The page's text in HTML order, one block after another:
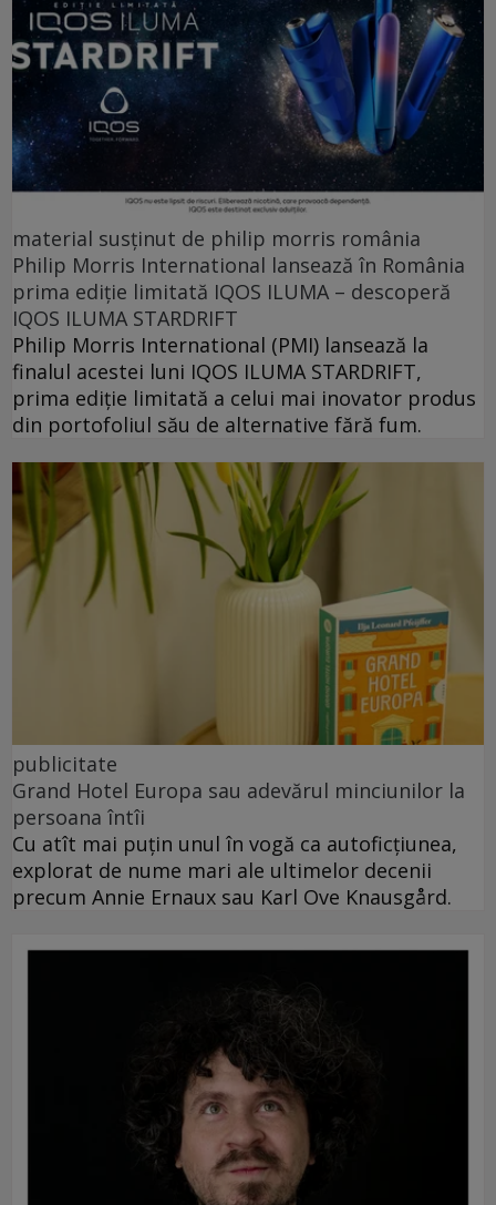
material susținut de philip morris românia
Philip Morris International lansează în România
prima ediție limitată IQOS ILUMA – descoperă
IQOS ILUMA STARDRIFT
Philip Morris International (PMI) lansează la
finalul acestei luni IQOS ILUMA STARDRIFT,
prima ediție limitată a celui mai inovator produs
din portofoliul său de alternative fără fum.
publicitate
Grand Hotel Europa sau adevărul minciunilor la
persoana întîi
Cu atît mai puțin unul în vogă ca autoficțiunea,
explorat de nume mari ale ultimelor decenii
precum Annie Ernaux sau Karl Ove Knausgård.